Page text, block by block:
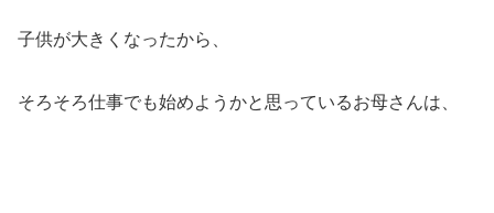
子供が大きくなったから、
そろそろ仕事でも始めようかと思っているお母さんは、